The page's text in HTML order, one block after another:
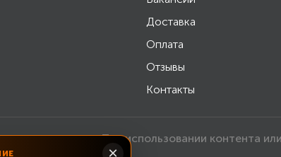
Доставка
Оплата
Отзывы
Контакты
защищены. При использовании контента
×